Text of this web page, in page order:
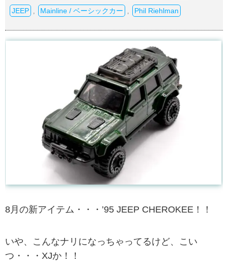
JEEP Mainline / ベーシックカー Phil Riehlman
8月の新アイテム・・・’95 JEEP CHEROKEE！！
いや、こんなナリになっちゃってるけど、こい
つ・・・XJか！！